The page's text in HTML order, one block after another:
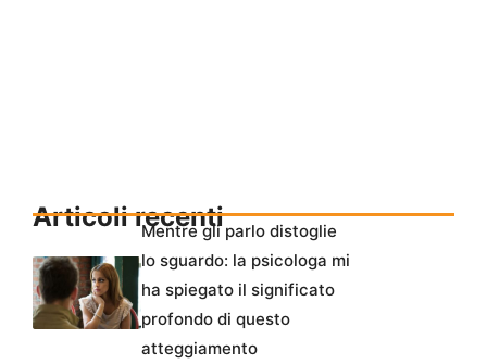
Articoli recentiMentre gli parlo distoglie
lo sguardo: la psicologa mi
ha spiegato il significato
profondo di questo
atteggiamento